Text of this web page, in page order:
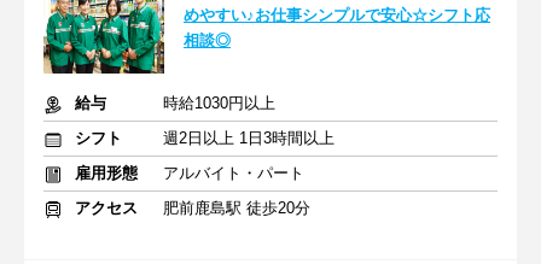
めやすい♪お仕事シンプルで安心☆シフト応
相談◎
給与
時給1030円以上
シフト
週2日以上 1日3時間以上
雇用形態
アルバイト・パート
アクセス
肥前鹿島駅 徒歩20分